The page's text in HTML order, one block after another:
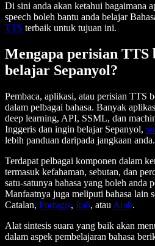
Di sini anda akan ketahui bagaimana
speech boleh bantu anda belajar
TTS terbaik untuk tujuan ini.
Mengapa perisian TTS
belajar Sepanyol?
Pembaca, aplikasi, atau perisian TTS
dalam pelbagai bahasa. Banyak
deep learning, API, SSML, dan
Inggeris dan ingin belajar Sepanyol,
lebih panduan daripada jangkaan anda.
Terdapat pelbagai komponen dalam
termasuk kefahaman, sebutan, dan
satu-satunya bahasa yang boleh anda
Manfaatnya juga meliputi bahasa lain
Catalan, Portugis, Itali, atau Arab.
Alat sintesis suara yang baik akan
dalam aspek pembelajaran bahasa